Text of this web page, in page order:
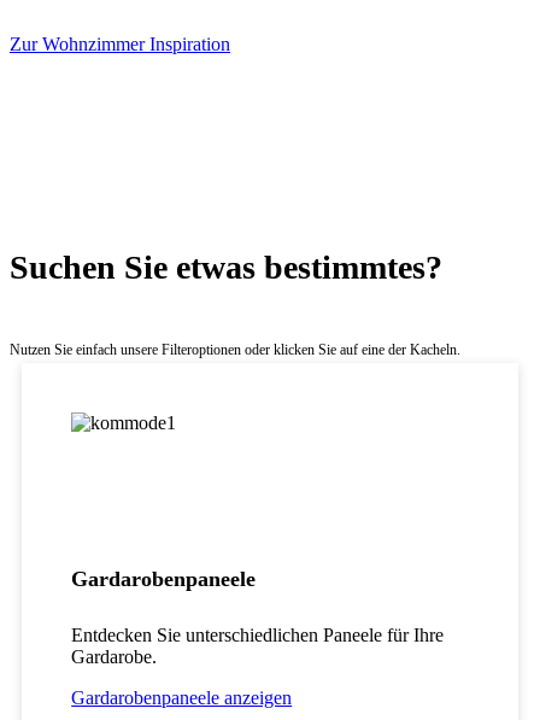
Zur Wohnzimmer Inspiration
Suchen Sie etwas bestimmtes?
Nutzen Sie einfach unsere Filteroptionen oder klicken Sie auf eine der Kacheln.
Gardarobenpaneele
Entdecken Sie unterschiedlichen Paneele für Ihre
Gardarobe.
Gardarobenpaneele anzeigen